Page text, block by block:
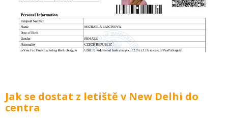
Jak se dostat z letiště v New Delhi do
centra